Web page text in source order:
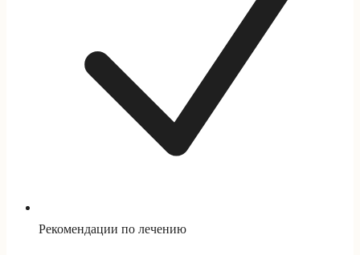
Рекомендации по лечению